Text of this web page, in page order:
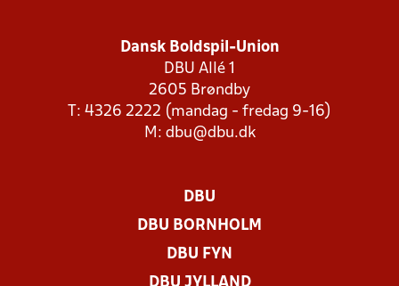
Dansk Boldspil-Union
DBU Allé 1
2605 Brøndby
T: 4326 2222 (mandag - fredag 9-16)
M: dbu@dbu.dk
DBU
DBU BORNHOLM
DBU FYN